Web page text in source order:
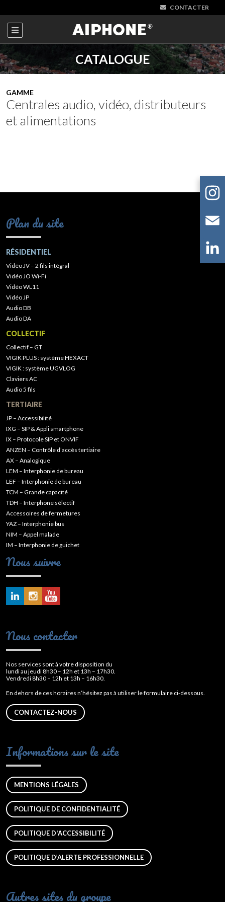
CONTACTER
CATALOGUE
GAMME
Centrales audio, vidéo, distributeurs
et alimentations
Plan du site
RÉSIDENTIEL
Vidéo JV – 2 fils intégral
Vidéo JO Wi-Fi
Vidéo WL11
Vidéo JP
Audio DB
Audio DA
COLLECTIF
Collectif – GT
VIGIK PLUS : système HEXACT
VIGIK : système UGVLOG
Claviers AC
Audio 5 fils
TERTIAIRE
JP – Accessibilité
IXG – SIP & Appli smartphone
IX – Protocole SIP et ONVIF
ANZEN – Contrôle d’accès tertiaire
AX – Analogique
LEM – Interphonie de bureau
LEF – Interphonie de bureau
TCM – Grande capacité
TDH – Interphone sélectif
Accessoires de fermetures
YAZ – Interphonie bus
NIM – Appel malade
IM – Interphonie de guichet
Nous suivre
Nous contacter
Nos services sont à votre disposition du
lundi au jeudi 8h30 – 12h et 13h – 17h30.
Vendredi 8h30 – 12h et 13h – 16h30.
En dehors de ces horaires n’hésitez pas à utiliser le formulaire ci-dessous.
CONTACTEZ-NOUS
Informations sur le site
MENTIONS LÉGALES
POLITIQUE DE CONFIDENTIALITÉ
POLITIQUE D'ACCESSIBILITÉ
POLITIQUE D’ALERTE PROFESSIONNELLE
Autres sites du groupe